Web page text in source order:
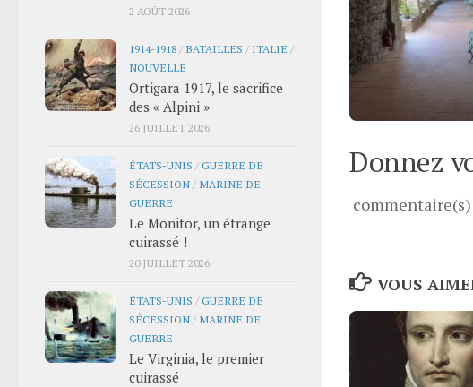
Donnez
commentaire(s)
VOUS
2 AOÛT 2026
1914-1918 / BATAILLES / ITALIE /
NOUVELLE
Ortigara 1917, le sacrifice
des « Alpini »
26 JUILLET 2026
ÉTATS-UNIS /GUERRE DE
SÉCESSION / MARINE DE
GUERRE
Le Monitor, un étrange
cuirassé !
20 JUILLET 2026
ÉTATS-UNIS /GUERRE DE
SÉCESSION / MARINE DE
GUERRE
Le Virginia, le premier
cuirassé